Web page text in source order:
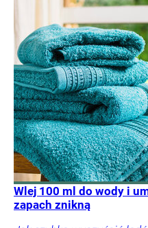
Wlej 100 ml do wody i
zapach znikną